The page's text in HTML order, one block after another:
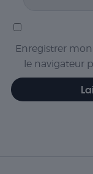
Enregistrer
le navigateur